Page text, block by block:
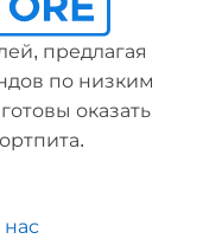
предлагая
по низким
оказать